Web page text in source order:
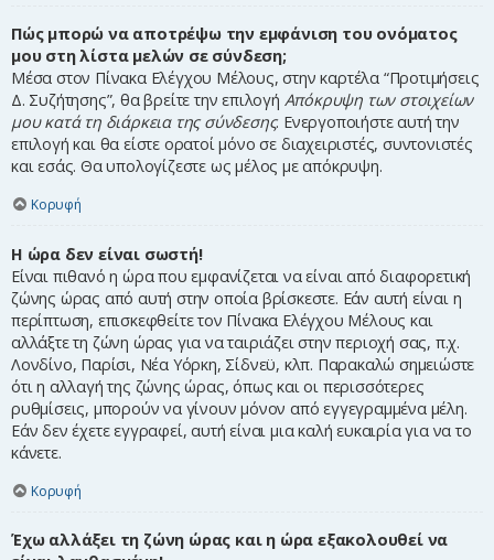
Πώς μπορώ να αποτρέψω την εμφάνιση του ονόματος
μου στη λίστα μελών σε σύνδεση;
Μέσα στον Πίνακα Ελέγχου Μέλους, στην καρτέλα “Προτιμήσεις
Δ. Συζήτησης”, θα βρείτε την επιλογή Απόκρυψη των στοιχείων
μου κατά τη διάρκεια της σύνδεσης. Ενεργοποιήστε αυτή την
επιλογή και θα είστε ορατοί μόνο σε διαχειριστές, συντονιστές
και εσάς. Θα υπολογίζεστε ως μέλος με απόκρυψη.
Κορυφή
Η ώρα δεν είναι σωστή!
Είναι πιθανό η ώρα που εμφανίζεται να είναι από διαφορετική
ζώνης ώρας από αυτή στην οποία βρίσκεστε. Εάν αυτή είναι η
περίπτωση, επισκεφθείτε τον Πίνακα Ελέγχου Μέλους και
αλλάξτε τη ζώνη ώρας για να ταιριάζει στην περιοχή σας, π.χ.
Λονδίνο, Παρίσι, Νέα Υόρκη, Σίδνεϋ, κλπ. Παρακαλώ σημειώστε
ότι η αλλαγή της ζώνης ώρας, όπως και οι περισσότερες
ρυθμίσεις, μπορούν να γίνουν μόνον από εγγεγραμμένα μέλη.
Εάν δεν έχετε εγγραφεί, αυτή είναι μια καλή ευκαιρία για να το
κάνετε.
Κορυφή
Έχω αλλάξει τη ζώνη ώρας και η ώρα εξακολουθεί να